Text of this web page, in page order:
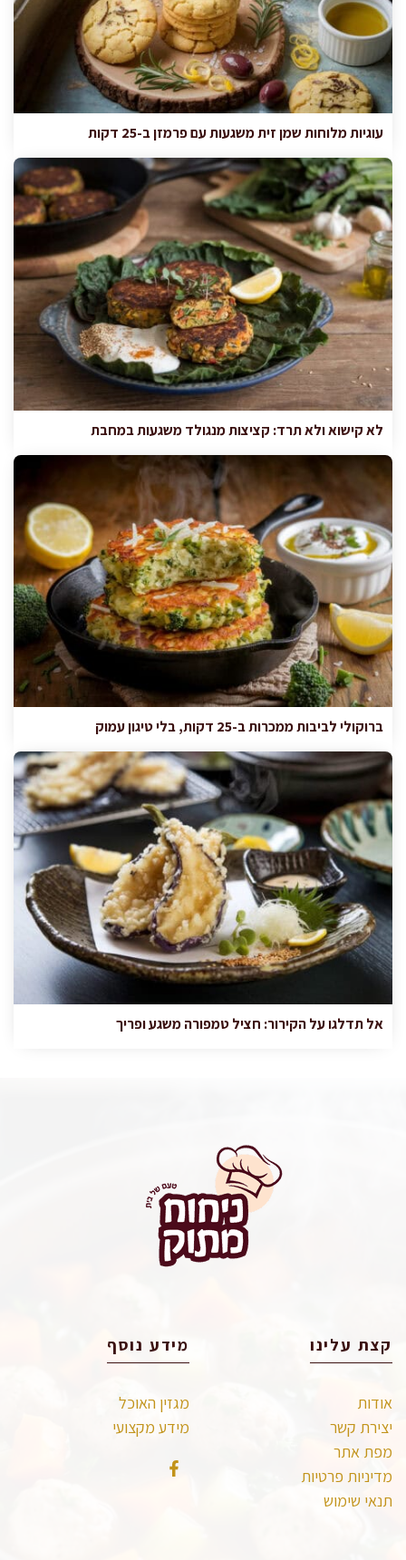
עוגיות מלוחות שמן זית משגעות עם פרמזן ב-25 דקות
לא קישוא ולא תרד: קציצות מנגולד משגעות במחבת
ברוקולי לביבות ממכרות ב-25 דקות, בלי טיגון עמוק
אל תדלגו על הקירור: חציל טמפורה משגע ופריך
קצת עלינו
אודות
יצירת קשר
מפת אתר
מדיניות פרטיות
תנאי שימוש
מידע נוסף
מגזין האוכל
מידע מקצועי